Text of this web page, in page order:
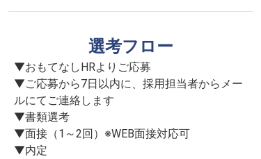
選考フロー
▼おもてなしHRよりご応募
▼ご応募から7日以内に、採用担当者からメー
ルにてご連絡します
▼書類選考
▼面接（1～2回）※WEB面接対応可
▼内定